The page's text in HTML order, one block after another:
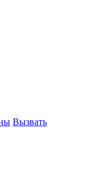
Вызвать